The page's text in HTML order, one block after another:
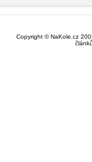
Copyright © NaKole.cz